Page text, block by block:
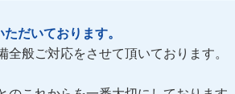
だいております。
般ご対応をさせて頂いております。